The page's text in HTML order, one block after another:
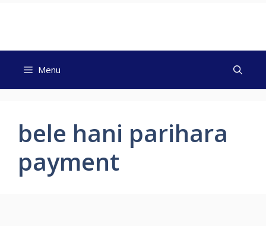
Menu
bele hani parihara
payment